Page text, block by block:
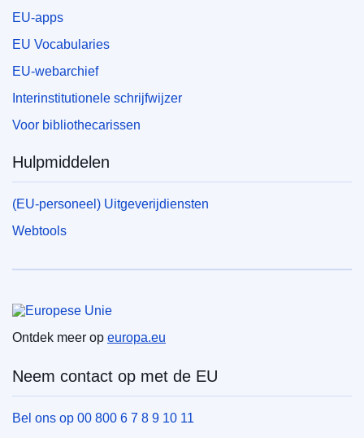
EU-apps
EU Vocabularies
EU-webarchief
Interinstitutionele schrijfwijzer
Voor bibliothecarissen
Hulpmiddelen
(EU-personeel) Uitgeverijdiensten
Webtools
Ontdek meer op europa.eu
Neem contact op met de EU
Bel ons op 00 800 6 7 8 9 10 11